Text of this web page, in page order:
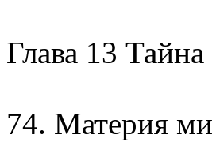
Глава 13
74. Материя